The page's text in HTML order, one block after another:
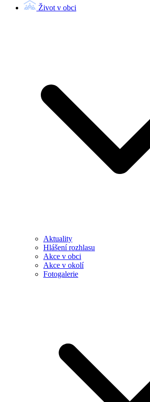
Život v obci
Aktuality
Hlášení rozhlasu
Akce v obci
Akce v okolí
Fotogalerie